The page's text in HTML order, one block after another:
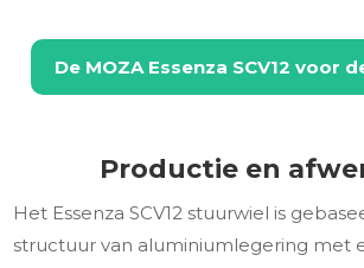
De MOZA Essenza SCV12 voor
Productie en
Het Essenza SCV12 stuurwiel is
structuur van aluminiumlegering met